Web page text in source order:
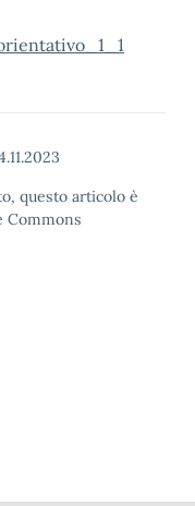
questo articolo è
Commons